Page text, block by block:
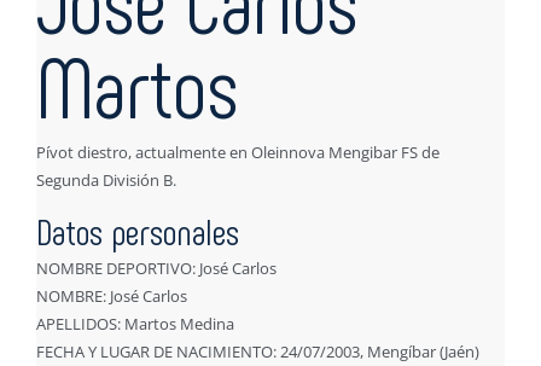
Martos
Pívot diestro, actualmente en Oleinnova Mengibar FS de
Segunda División B.
Datos personales
NOMBRE DEPORTIVO: José Carlos
NOMBRE: José Carlos
APELLIDOS: Martos Medina
FECHA Y LUGAR DE NACIMIENTO: 24/07/2003, Mengíbar (Jaén)